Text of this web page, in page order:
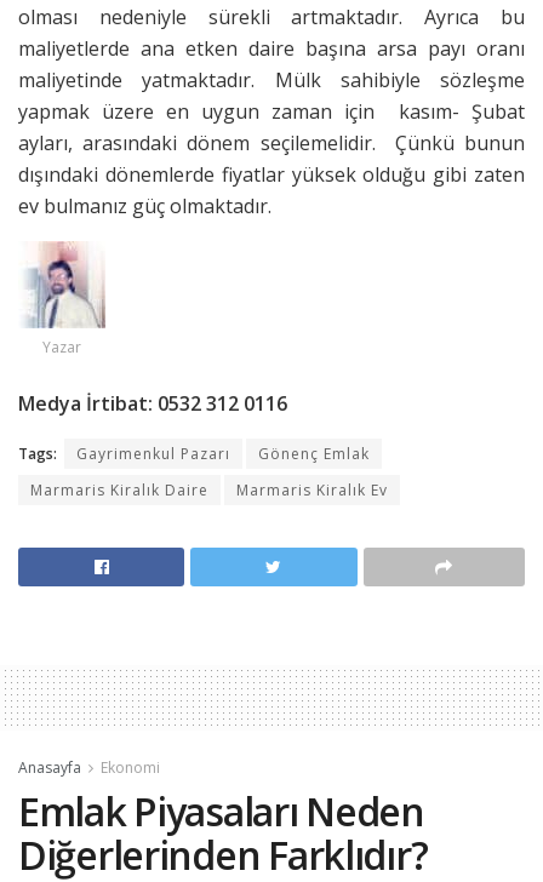
olması nedeniyle sürekli artmaktadır. Ayrıca bu
maliyetlerde ana etken daire başına arsa payı oranı
maliyetinde yatmaktadır. Mülk sahibiyle sözleşme
yapmak üzere en uygun zaman için kasım- Şubat
ayları, arasındaki dönem seçilemelidir. Çünkü bunun
dışındaki dönemlerde fiyatlar yüksek olduğu gibi zaten
ev bulmanız güç olmaktadır.
Yazar
Medya İrtibat: 0532 312 0116
Tags: Gayrimenkul Pazarı
Gönenç Emlak
Marmaris Kiralık Daire
Marmaris Kiralık Ev
Anasayfa Ekonomi
Emlak Piyasaları Neden
Diğerlerinden Farklıdır?